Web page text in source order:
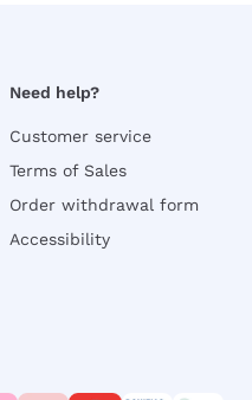
Need help?
Customer service
Terms of Sales
Order withdrawal form
Accessibility